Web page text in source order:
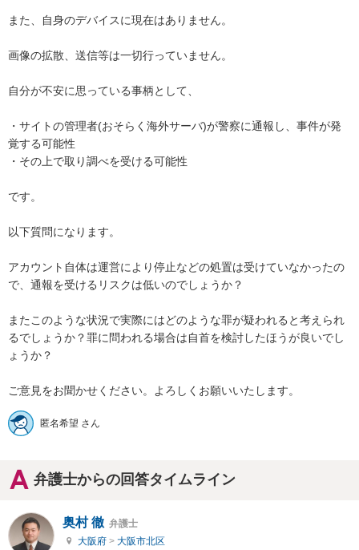
また、自身のデバイスに現在はありません。
画像の拡散、送信等は一切行っていません。
自分が不安に思っている事柄として、
・サイトの管理者(おそらく海外サーバ)が警察に通報し、事件が発
覚する可能性
・その上で取り調べを受ける可能性
です。
以下質問になります。
アカウント自体は運営により停止などの処置は受けていなかったの
で、通報を受けるリスクは低いのでしょうか？
またこのような状況で実際にはどのような罪が疑われると考えられ
るでしょうか？罪に問われる場合は自首を検討したほうが良いでし
ょうか？
ご意見をお聞かせください。よろしくお願いいたします。
匿名希望 さん
弁護士からの回答タイムライン
奥村 徹 弁護士
大阪府 > 大阪市北区